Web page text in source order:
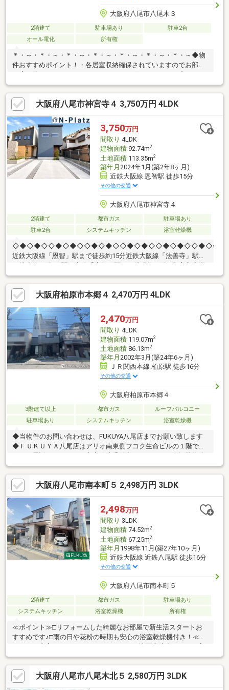
大阪府八尾市八尾木３
2階建て 駐車場あり
駐車2台
オール電化
所有権
＊・～・＊・～・＊・～・＊・～・＊・～・＊・～・＊・～◆物
件おすすめポイント！・各居室収納確保されていますのでお部屋
子様がいるご家族にもおススメです！・スーパーやコンビニが徒
歩10分圏内にあり、たいへん便利な立地です！・お車2台駐車可
能です！(車種による)ご夫婦2台持ちの場合や来客の際も大変便利
ですよ！是非一度お問い合わせください！ハウスフリーダムは
【東証スタンダード上場企業】です。不動産購入や住宅ローンに
ついては、ハウスフリーダムにお任せ下さい。（ご来店の際は、
店舗前に大型駐車場を完備しております！）
大阪府八尾市神宮寺４ 3,750万円 4LDK
3,750万円
間取り 4LDK
建物面積92.74m2
土地面積113.35m2
築年月 2024年1月(築2年8ヶ月)
近鉄大阪線 恩智駅 徒歩15分
その他の交通
大阪府八尾市神宮寺４
2階建て 都市ガス
駐車場あり
駐車2台
システムキッチン 浴室乾燥機
近鉄大阪線「恩智」駅まで徒歩約15分近鉄大阪線「法善寺」駅ま
校まで徒歩約16分●南高安中学校まで徒歩約20分■周辺施設ニュー
ヤマザキデイリーストア八尾神宮寺店まで約233ｍ食品館アプロ
恩智店まで約1084ｍACROSS PLAZA(アクロス プラザ)八尾まで約
1260ｍ神宮寺四丁目公園まで約35ｍ◎見学カレンダーから予約で
きます◎赤い見学ボタンをクリック♪お電話でのお問い合わせもお
待ちして おります！
大阪府柏原市本郷４ 2,470万円 4LDK
2,470万円
間取り 4LDK
建物面積119.07m2
土地面積86.13m2
築年月 2002年3月(築24年6ヶ月)
ＪＲ関西本線 柏原駅 徒歩16分
その他の交通
大阪府柏原市本郷４
3階建て以上 都市ガス
ルーフバルコニー
駐車場あり
システムキッチン 浴室乾燥機
◆当物件のお問い合わせは、FUKUYA八尾店までお願い致します
◆ＦＵＫＵＹＡ八尾店はアリオ南東側フコク生命ビルの１階で
やこれから売り出し予定の情報も豊富にございますのでまずはご
希望条件をお聞かせください。お気軽にご来店お待ちしておりま
す。
大阪府八尾市南本町５ 2,498万円 3LDK
2,498万円
間取り 3LDK
建物面積74.52m2
土地面積67.25m2
築年月 1998年11月(築27年10ヶ月)
近鉄大阪線 近鉄八尾駅 徒歩16分
その他の交通
大阪府八尾市南本町５
2階建て 都市ガス
駐車場あり
システムキッチン
浴室乾燥機 所有権
≪ポイント≫□リフォームした綺麗なお部屋で新生活スタートお
すすめです♪□雨の日や花粉の時期も安心の浴室乾燥機付き！≪リ
替/浴室乾燥機設置全室クロス貼替/全室床フロア上貼/建具4枚新
調(洗面室・トイレ・洋室2部屋)防水パン新設/分電盤交換/間取り
変更(1階和室→LDK・2階和室→洋室)◆当物件のお問い合わせ
は、FUKUYA八尾店までお願い致します◆ＦＵＫＵＹＡ八尾店は
大阪府八尾市八尾木北５ 2,580万円 3LDK